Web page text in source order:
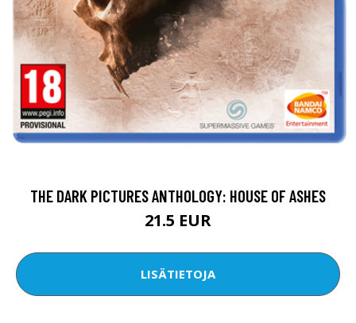
THE DARK PICTURES ANTHOLOGY: HOUSE OF ASHES
21.5 EUR
LISÄTIETOJA